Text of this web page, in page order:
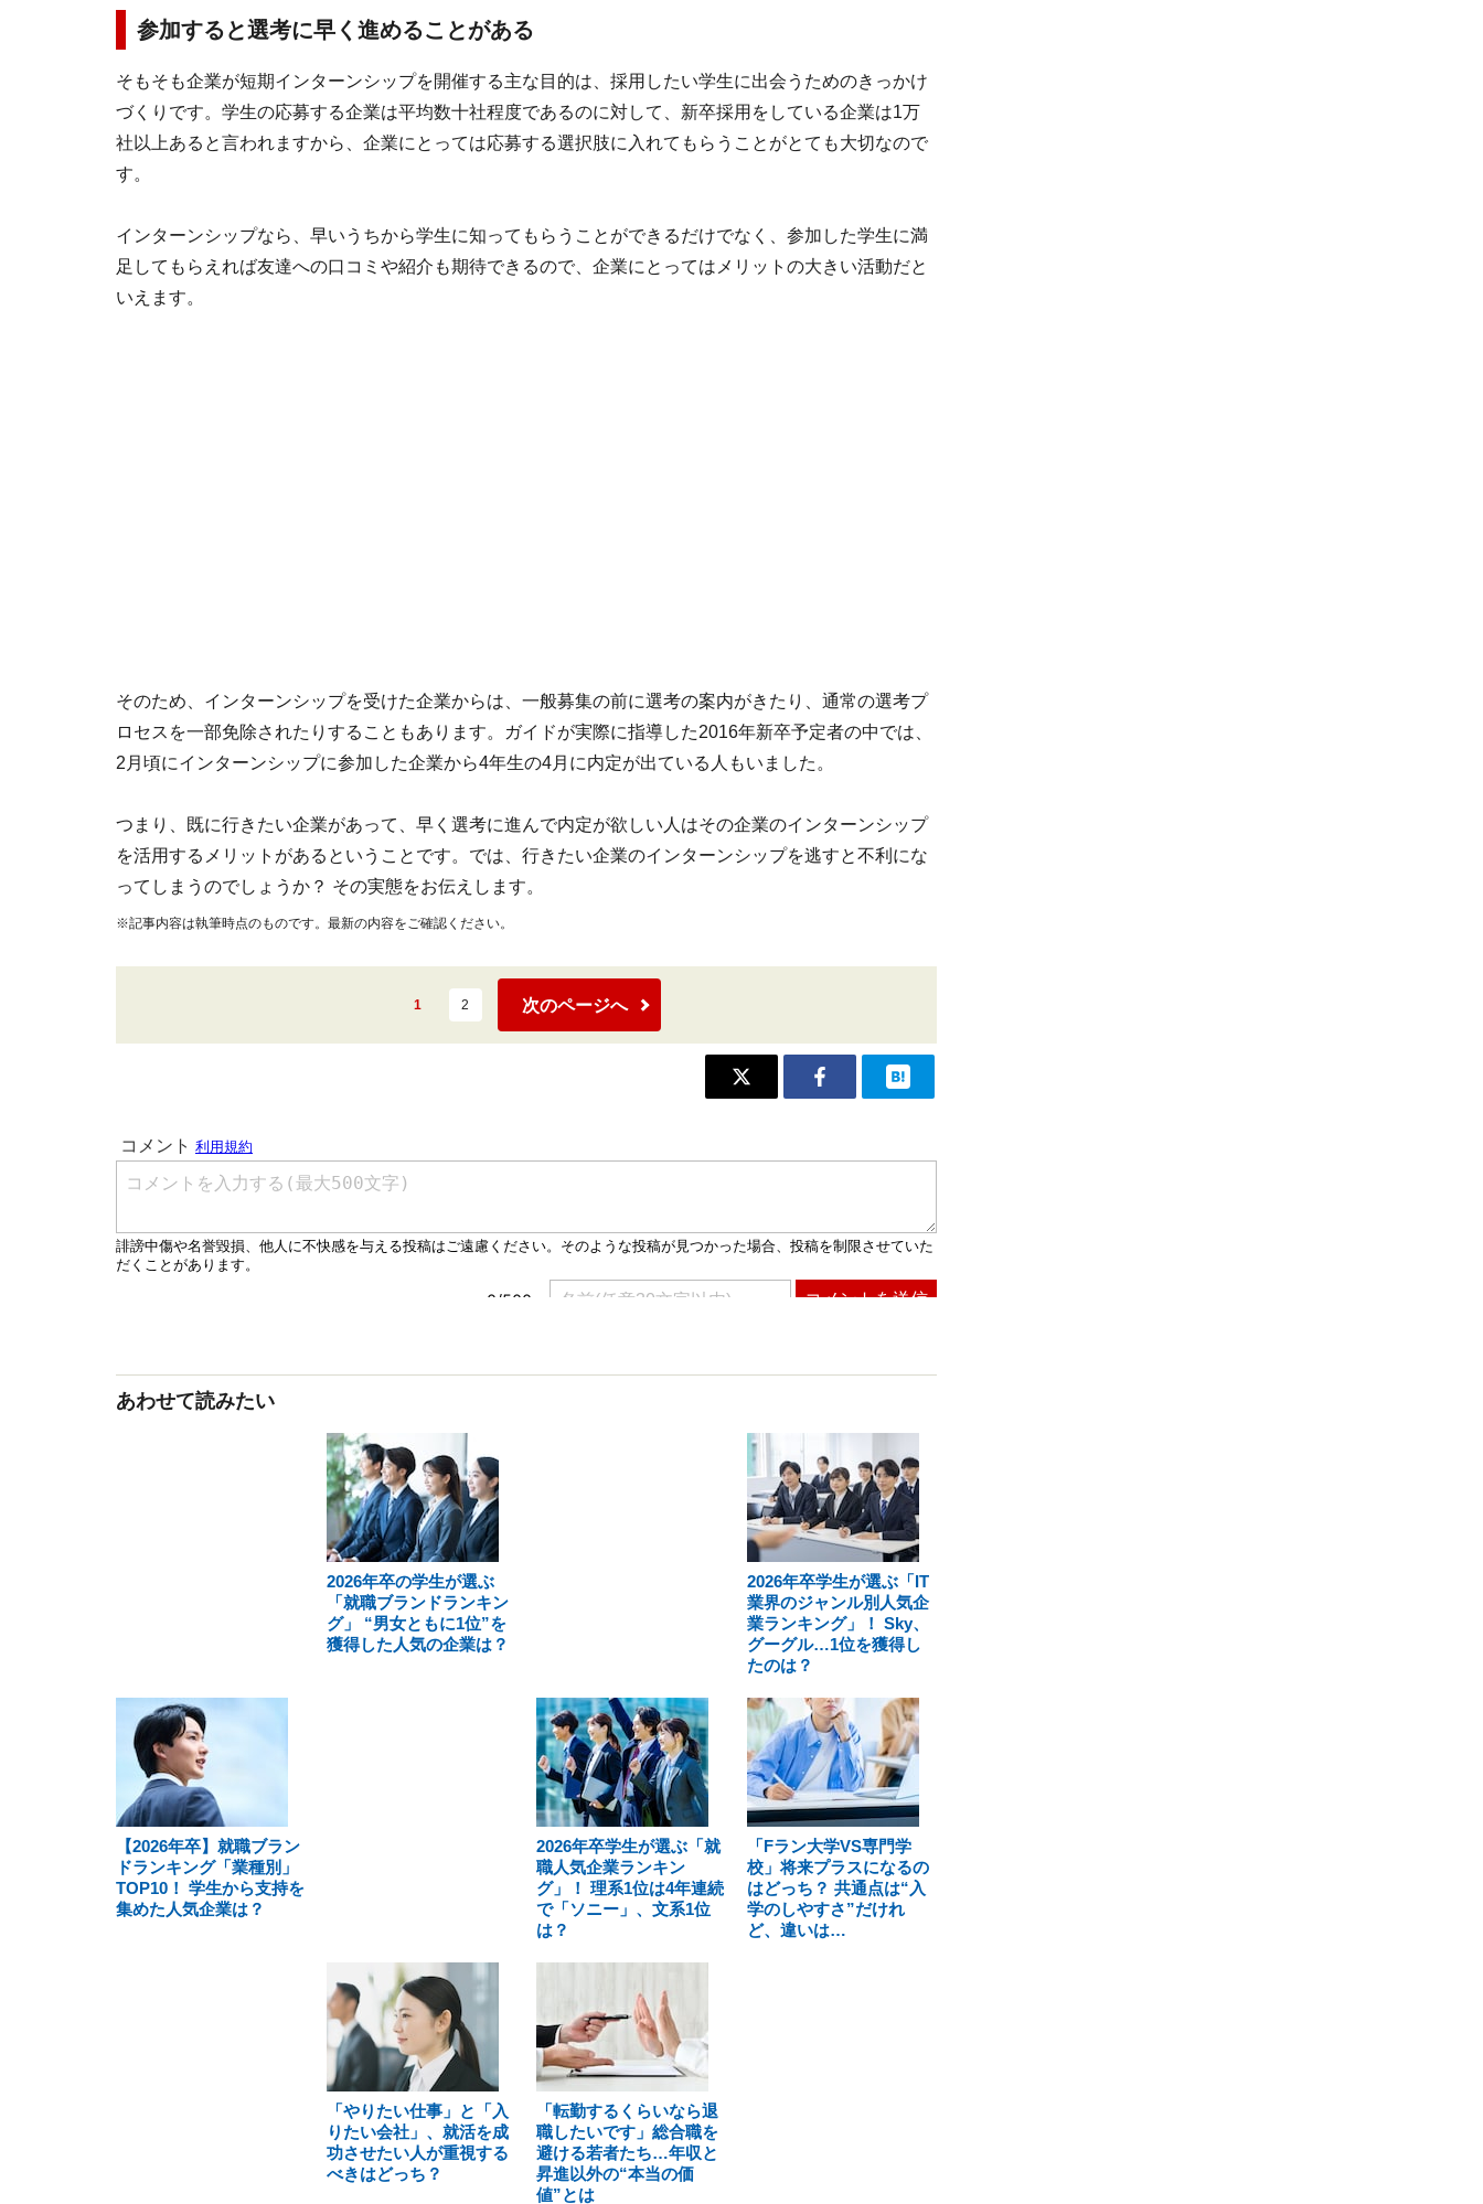
参加すると選考に早く進めることがある
そもそも企業が短期インターンシップを開催する主な目的は、採用したい学生に出会うためのきっかけ
づくりです。学生の応募する企業は平均数十社程度であるのに対して、新卒採用をしている企業は1万
社以上あると言われますから、企業にとっては応募する選択肢に入れてもらうことがとても大切なので
す。
インターンシップなら、早いうちから学生に知ってもらうことができるだけでなく、参加した学生に満
足してもらえれば友達への口コミや紹介も期待できるので、企業にとってはメリットの大きい活動だと
いえます。
そのため、インターンシップを受けた企業からは、一般募集の前に選考の案内がきたり、通常の選考プ
ロセスを一部免除されたりすることもあります。ガイドが実際に指導した2016年新卒予定者の中では、
2月頃にインターンシップに参加した企業から4年生の4月に内定が出ている人もいました。
つまり、既に行きたい企業があって、早く選考に進んで内定が欲しい人はその企業のインターンシップ
を活用するメリットがあるということです。では、行きたい企業のインターンシップを逃すと不利にな
ってしまうのでしょうか？ その実態をお伝えします。
※記事内容は執筆時点のものです。最新の内容をご確認ください。
1 2 次のページへ
あわせて読みたい
2026年卒の学生が選ぶ
「就職ブランドランキン
グ」 “男女ともに1位”を
獲得した人気の企業は？
2026年卒学生が選ぶ「IT
業界のジャンル別人気企
業ランキング」！ Sky、
グーグル…1位を獲得し
たのは？
【2026年卒】就職ブラン
ドランキング「業種別」
TOP10！ 学生から支持を
集めた人気企業は？
2026年卒学生が選ぶ「就
職人気企業ランキン
グ」！ 理系1位は4年連続
で「ソニー」、文系1位
は？
「Fラン大学VS専門学
校」将来プラスになるの
はどっち？ 共通点は“入
学のしやすさ”だけれ
ど、違いは…
「やりたい仕事」と「入
りたい会社」、就活を成
功させたい人が重視する
べきはどっち？
「転勤するくらいなら退
職したいです」総合職を
避ける若者たち…年収と
昇進以外の“本当の価
値”とは